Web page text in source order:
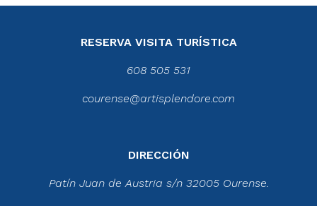
RESERVA VISITA TURÍSTICA
608 505 531
courense@artisplendore.com
DIRECCIÓN
Patín Juan de Austria s/n 32005 Ourense.